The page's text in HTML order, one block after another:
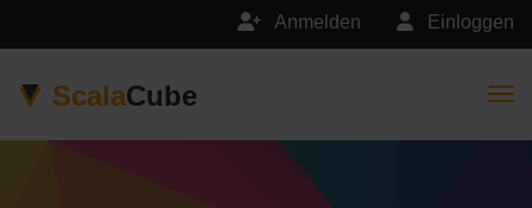
Einloggen
Anmelden
ScalaCube